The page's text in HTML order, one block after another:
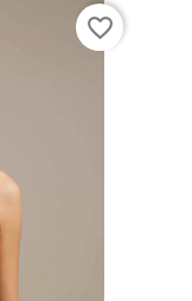
favorite_border